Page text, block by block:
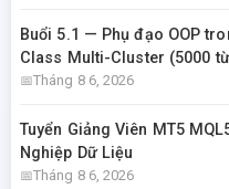
Buổi 5.1 — Phụ đạo OOP
Class Multi-Cluster (5000
Tháng 8 6, 2026
Tuyển Giảng Viên MT5
Nghiệp Dữ Liệu
Tháng 8 6, 2026